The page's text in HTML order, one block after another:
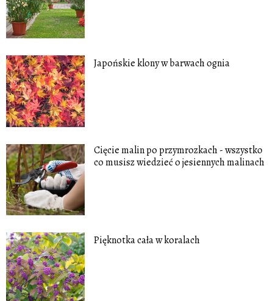
Japońskie klony w barwach ognia
Cięcie malin po przymrozkach - wszystko
co musisz wiedzieć o jesiennych malinach
Pięknotka cała w koralach